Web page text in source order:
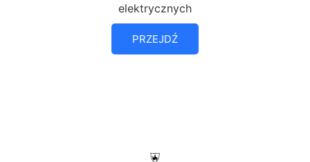
elektrycznych
PRZEJDŹ